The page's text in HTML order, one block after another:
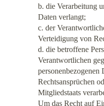
b. die Verarbeitung
Daten verlangt;
c. der
Verteidigung von
d. die betroffene
Verantwortlichen
Rechtsansprüchen
Mitgliedstaats
Um das Recht auf